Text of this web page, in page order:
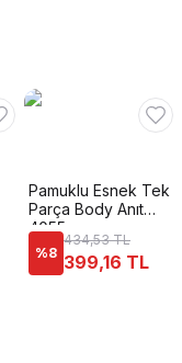
Pamuklu Esnek Tek
Parça Body Anıt
4055
%8
434,53 TL
399,16 TL